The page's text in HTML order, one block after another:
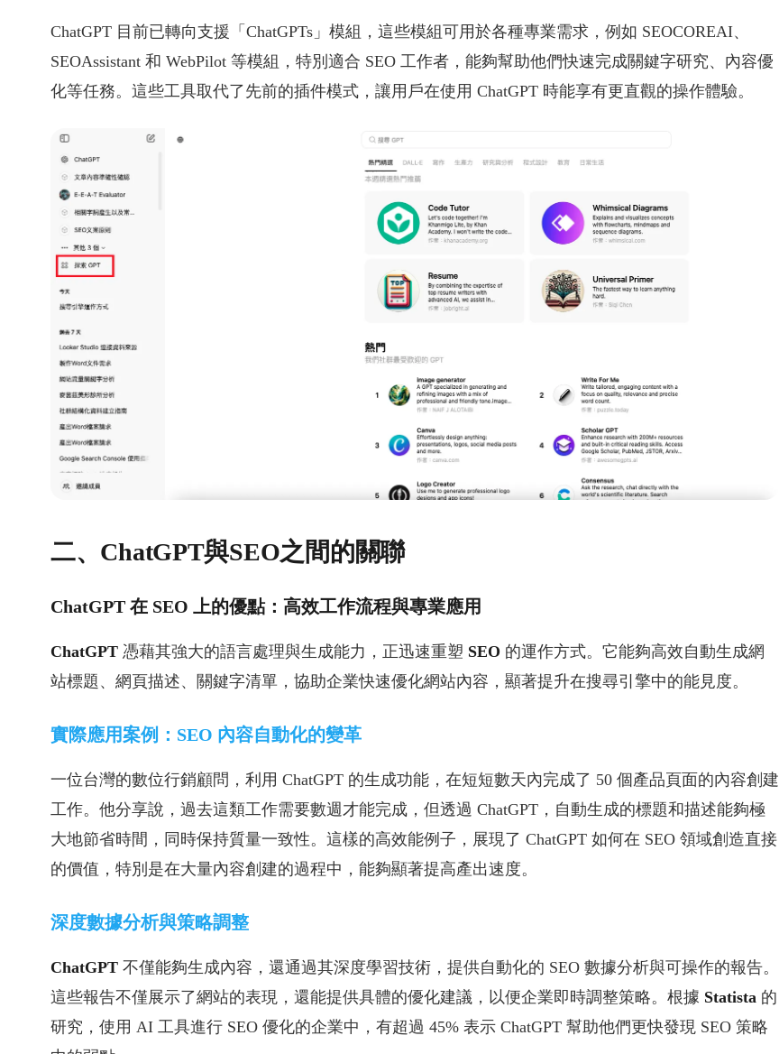
ChatGPT 目前已轉向支援「ChatGPTs」模組，這些模組可用於各種專業需求，例如 SEOCOREAI、
SEOAssistant 和 WebPilot 等模組，特別適合 SEO 工作者，能夠幫助他們快速完成關鍵字研究、內容優
化等任務。這些工具取代了先前的插件模式，讓用戶在使用 ChatGPT 時能享有更直觀的操作體驗。
二、ChatGPT與SEO之間的關聯
ChatGPT 在 SEO 上的優點：高效工作流程與專業應用
ChatGPT 憑藉其強大的語言處理與生成能力，正迅速重塑 SEO 的運作方式。它能夠高效自動生成網
站標題、網頁描述、關鍵字清單，協助企業快速優化網站內容，顯著提升在搜尋引擎中的能見度。
實際應用案例：SEO 內容自動化的變革
一位台灣的數位行銷顧問，利用 ChatGPT 的生成功能，在短短數天內完成了 50 個產品頁面的內容創建
工作。他分享說，過去這類工作需要數週才能完成，但透過 ChatGPT，自動生成的標題和描述能夠極
大地節省時間，同時保持質量一致性​。這樣的高效能例子，展現了 ChatGPT 如何在 SEO 領域創造直接
的價值，特別是在大量內容創建的過程中，能夠顯著提高產出速度。
深度數據分析與策略調整
ChatGPT 不僅能夠生成內容，還通過其深度學習技術，提供自動化的 SEO 數據分析與可操作的報告。
這些報告不僅展示了網站的表現，還能提供具體的優化建議，以便企業即時調整策略。根據 Statista 的
研究，使用 AI 工具進行 SEO 優化的企業中，有超過 45% 表示 ChatGPT 幫助他們更快發現 SEO 策略